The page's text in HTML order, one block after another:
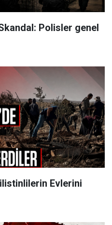
Polisler genel
Evlerini